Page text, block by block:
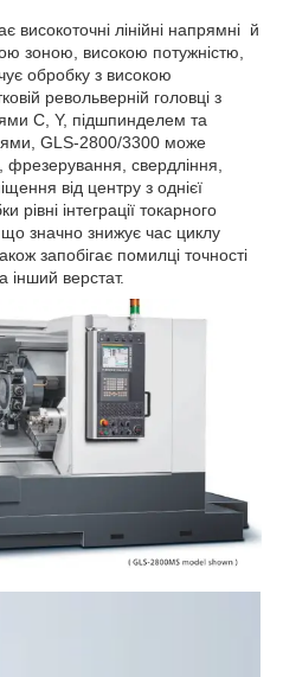
лінійні напрямні й
зоною, високою потужністю,
обробку з високою
револьверній головці з
C, Y, підшпинделем та
GLS-2800/3300 може
фрезерування, свердління,
від центру з однієї
інтеграції токарного
значно знижує час циклу
запобігає помилці точності
інший верстат.